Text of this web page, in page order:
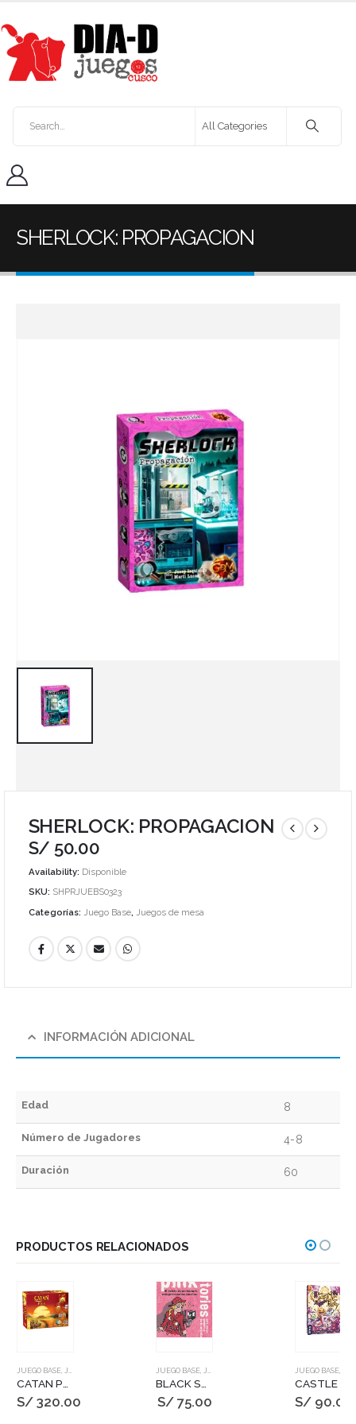
SHERLOCK: PROPAGACION
SHERLOCK: PROPAGACION
S/ 50.00
Availability: Disponible
SKU: SHPRJUEBS0323
Categorías: Juego Base, Juegos de mesa
INFORMACIÓN ADICIONAL
Edad 8
Número de Jugadores 4-8
Duración 60
PRODUCTOS RELACIONADOS
JUEGO BASE, JUEGOS DE MESA
S/320.00
JUEGO BASE, JUEGOS DE MESA
S/75.00
JUEGO BASE,
S/90.00